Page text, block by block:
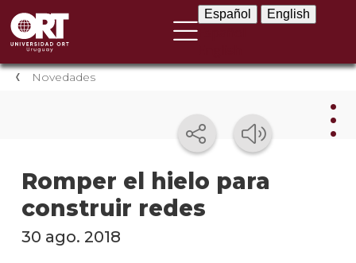
Español English
Novedades
Romper el hielo para
construir redes
30 ago. 2018